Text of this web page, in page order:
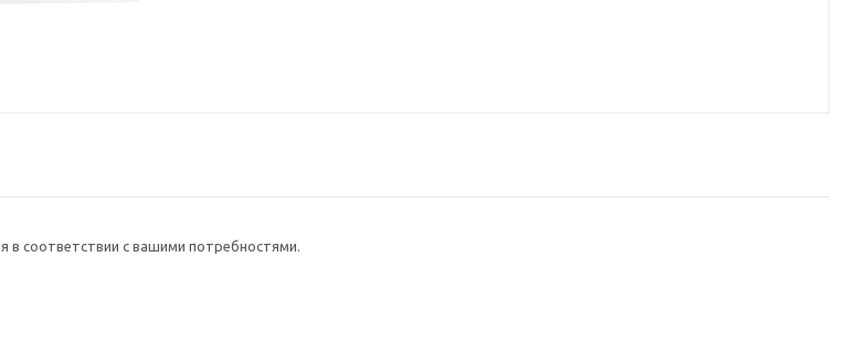
в соответствии с вашими потребностями.